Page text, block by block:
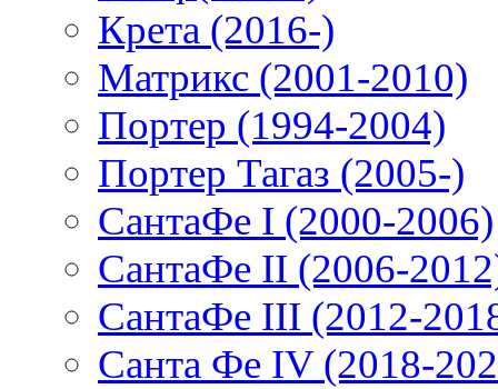
Крета (2016-)
Матрикс (2001-2010)
Портер (1994-2004)
Портер Тагаз (2005-)
СантаФе I (2000-2006)
СантаФе II (2006-
СантаФе III (2012-
Санта Фе IV (2018-